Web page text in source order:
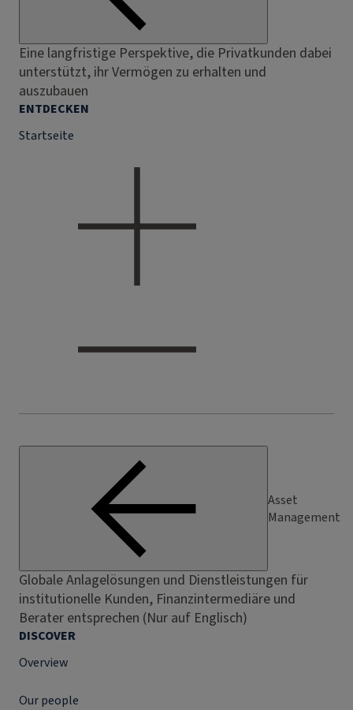
Eine langfristige Perspektive, die Privatkunden dabei
unterstützt, ihr Vermögen zu erhalten und
auszubauen
ENTDECKEN
Startseite
Asset
Management
Globale Anlagelösungen und Dienstleistungen für
institutionelle Kunden, Finanzintermediäre und
Berater entsprechen (Nur auf Englisch)
DISCOVER
Overview
Our people